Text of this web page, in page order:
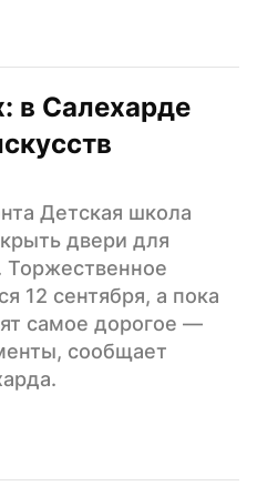
в Салехарде
Детская школа
двери для
Торжественное
12 сентября, а пока
самое дорогое —
сообщает